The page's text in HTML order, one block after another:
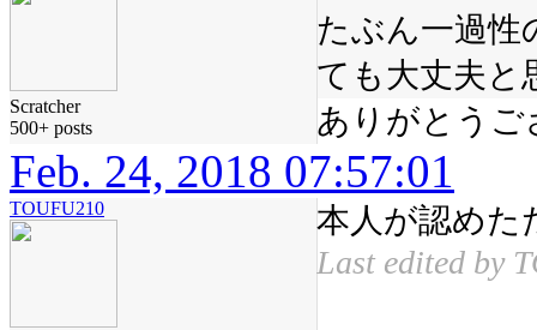
Scratcher
500+ posts
たぶん一過性
ても大丈夫と
ありがとうご
Feb. 24, 2018 07:57:01
TOUFU210
本人が認めた
Last edited by